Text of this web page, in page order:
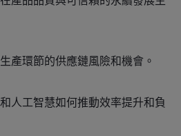
產環節的供應鏈風險和機會。
人工智慧如何推動效率提升和負